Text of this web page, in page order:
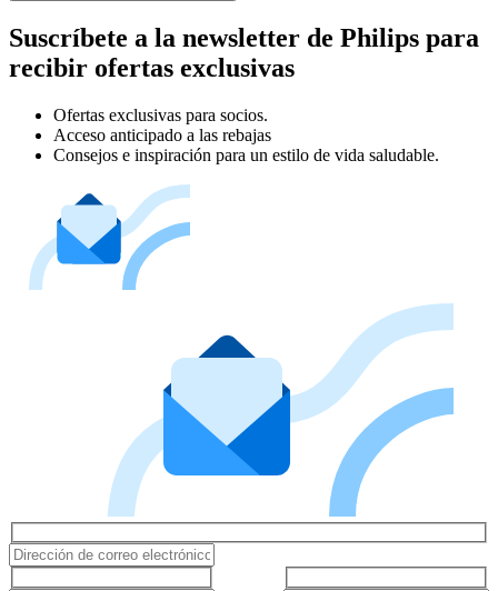
Suscríbete a la newsletter de Philips para
recibir ofertas exclusivas
Ofertas exclusivas para socios.
Acceso anticipado a las rebajas
Consejos e inspiración para un estilo de vida saludable.